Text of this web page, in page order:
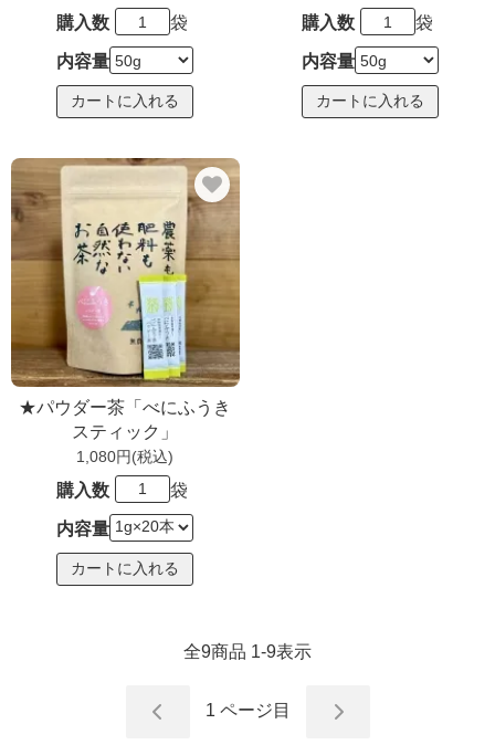
購入数 袋
内容量
購入数 袋
内容量
★パウダー茶「べにふうき
スティック」
1,080円(税込)
購入数 袋
内容量
全9商品 1-9表示
1 ページ目